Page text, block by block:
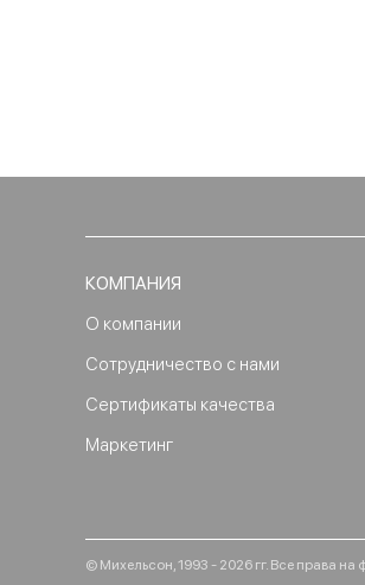
КОМПАНИЯ
О компании
Сотрудничество с нами
Сертификаты качества
Маркетинг
© Михельсон, 1993 - 2026 гг. Все права